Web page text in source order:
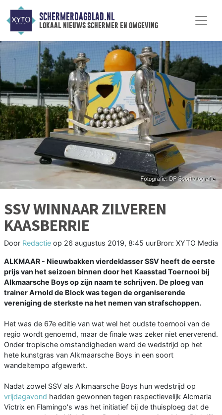
SCHERMERDAGBLAD.NL
lokaal nieuws schermer en omgeving
SSV WINNAAR ZILVEREN
KAASBERRIE
Door Redactie op 26 augustus 2019, 8:45 uurBron: XYTO Media
ALKMAAR - Nieuwbakken vierdeklasser SSV heeft de eerste
prijs van het seizoen binnen door het Kaasstad Toernooi bij
Alkmaarsche Boys op zijn naam te schrijven. De ploeg van
trainer Arnold de Block was tegen de organiserende
vereniging de sterkste na het nemen van strafschoppen.
Het was de 67e editie van wat wel het oudste toernooi van de
regio wordt genoemd, maar de finale was zeker niet enerverend.
Onder tropische omstandigheden werd de wedstrijd op het
hete kunstgras van Alkmaarsche Boys in een soort
wandeltempo afgewerkt.
Nadat zowel SSV als Alkmaarsche Boys hun wedstrijd op
vrijdagavond hadden gewonnen tegen respectievelijk Alcmaria
Victrix en Flamingo's was het initiatief bij de thuisploeg dat de